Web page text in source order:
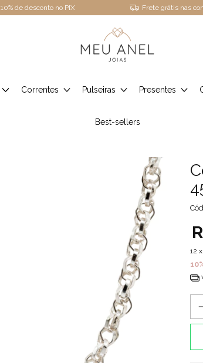
10% de desconto no PIX Frete grátis nas
Correntes Pulseiras Presentes
Best-sellers
12